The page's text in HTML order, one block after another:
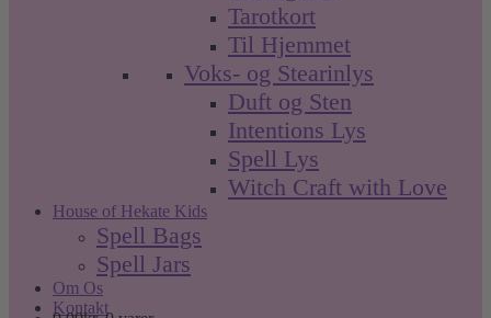
Tarotkort
Til Hjemmet
Voks- og Stearinlys
Duft og Sten
Intentions Lys
Spell Lys
Witch Craft with Love
House of Hekate Kids
Spell Bags
Spell Jars
Om Os
Kontakt